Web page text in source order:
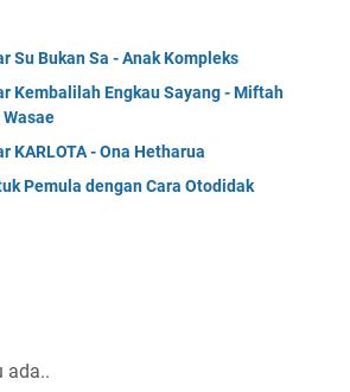
Su Bukan Sa - Anak Kompleks
Kembalilah Engkau Sayang - Miftah
KARLOTA - Ona Hetharua
Pemula dengan Cara Otodidak
ada..